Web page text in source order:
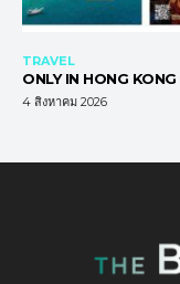
TRAVEL
ONLY IN HONG
4 สิงหาคม 2026